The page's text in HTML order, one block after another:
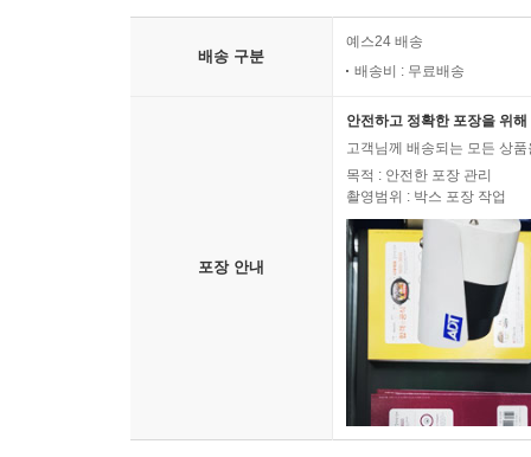
배송 구분
예스24 배송
배송비 : 무료배송
포장 안내
안전하고 정확한 포장을 위
고객님께 배송되는 모든 상
목적 : 안전한 포장 관리
촬영범위 : 박스 포장 작업